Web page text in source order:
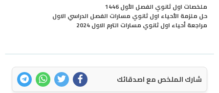
ملخصات اول ثانوي الفصل الأول 1446
حل ملزمة الأحياء اول ثانوي مسارات الفصل الدراسي الاول
مراجعة أحياء اول ثانوي مسارات الترم الاول 2024
شارك الملخص مع اصدقائك